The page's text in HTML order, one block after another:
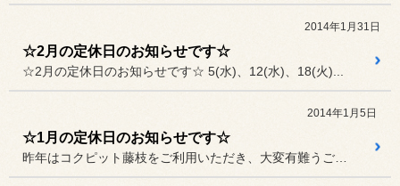
2014年1月31日
☆2月の定休日のお知らせです☆
☆2月の定休日のお知らせです☆ 5(水)、12(水)、18(火)...
2014年1月5日
☆1月の定休日のお知らせです☆